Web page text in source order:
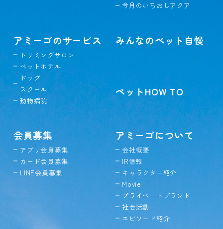
今月のいちおしアクア
アミーゴのサービス
トリミングサロン
ペットホテル
ドッグ
スクール
動物病院
みんなのペット自慢
ペットHOW TO
会員募集
アプリ会員募集
カード会員募集
LINE会員募集
アミーゴについて
会社概要
IR情報
キャラクター紹介
Movie
プライベートブランド
社会活動
エピソード紹介